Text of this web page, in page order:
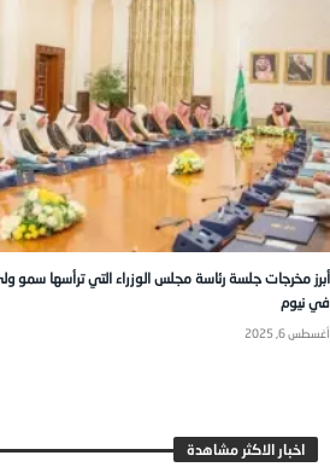
أبرز مخرجات جلسة رئاسة مجلس الوزراء التي ترأسها سمو
في نيوم
أغسطس 6, 2025
اخبار الاكثر مشاهدة